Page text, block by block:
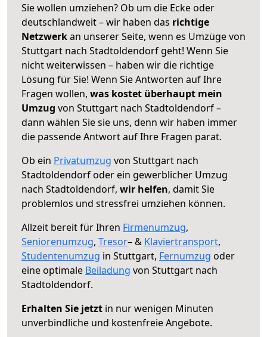
Sie wollen umziehen? Ob um die Ecke oder
deutschlandweit – wir haben das richtige
Netzwerkan unserer Seite, wenn es Umzüge von
Stuttgart nach Stadtoldendorf geht! Wenn Sie
nicht weiterwissen – haben wir die richtige
Lösung für Sie! Wenn Sie Antworten auf Ihre
Fragen wollen, was kostet überhaupt mein
Umzug von Stuttgart nach Stadtoldendorf –
dann wählen Sie sie uns, denn wir haben immer
die passende Antwort auf Ihre Fragen parat.
Ob ein Privatumzug von Stuttgart nach
Stadtoldendorf oder ein gewerblicher Umzug
nach Stadtoldendorf, wir helfen, damit Sie
problemlos und stressfrei umziehen können.
Allzeit bereit für Ihren Firmenumzug,
Seniorenumzug, Tresor– & Klaviertransport,
Studentenumzug in Stuttgart, Fernumzug oder
eine optimale Beiladung von Stuttgart nach
Stadtoldendorf.
Erhalten Sie jetzt in nur wenigen Minuten
unverbindliche und kostenfreie Angebote.